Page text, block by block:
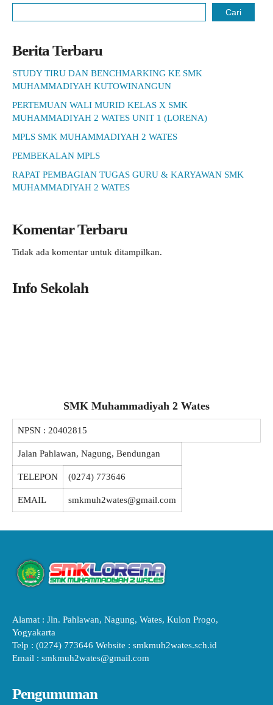
Cari
Berita Terbaru
STUDY TIRU DAN BENCHMARKING KE SMK
MUHAMMADIYAH KUTOWINANGUN
PERTEMUAN WALI MURID KELAS X SMK
MUHAMMADIYAH 2 WATES UNIT 1 (LORENA)
MPLS SMK MUHAMMADIYAH 2 WATES
PEMBEKALAN MPLS
RAPAT PEMBAGIAN TUGAS GURU & KARYAWAN SMK
MUHAMMADIYAH 2 WATES
Komentar Terbaru
Tidak ada komentar untuk ditampilkan.
Info Sekolah
SMK Muhammadiyah 2 Wates
NPSN : 20402815
Jalan Pahlawan, Nagung, Bendungan
TELEPON (0274) 773646
EMAIL smkmuh2wates@gmail.com
Alamat : Jln. Pahlawan, Nagung, Wates, Kulon Progo,
Yogyakarta
Telp : (0274) 773646 Website : smkmuh2wates.sch.id
Email : smkmuh2wates@gmail.com
Pengumuman